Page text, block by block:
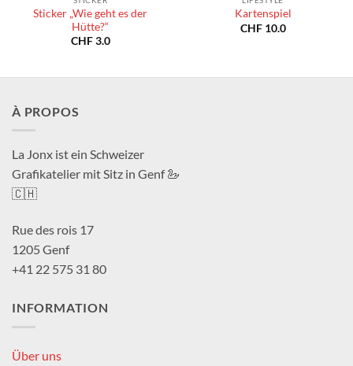
Sticker „Wie geht es der
Hütte?“
CHF3.0
Kartenspiel
CHF10.0
À PROPOS
La Jonx ist ein Schweizer
Grafikatelier mit Sitz in Genf 🦢
🇨🇭
Rue des rois 17
1205 Genf
+41 22 575 31 80
INFORMATION
Über uns